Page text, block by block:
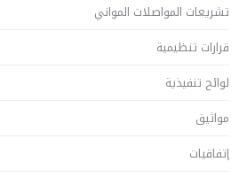
تشريعات المواصلات المواني
قرارات تنظيمية
لوائح تنفيذية
مواثيق
إتفاقيات